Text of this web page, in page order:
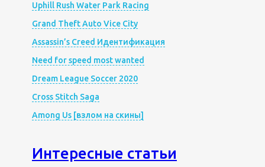
Uphill Rush Water Park Racing
Grand Theft Auto Vice City
Assassin’s Creed Идентификация
Need for speed most wanted
Dream League Soccer 2020
Cross Stitch Saga
Among Us [взлом на скины]
Интересные статьи